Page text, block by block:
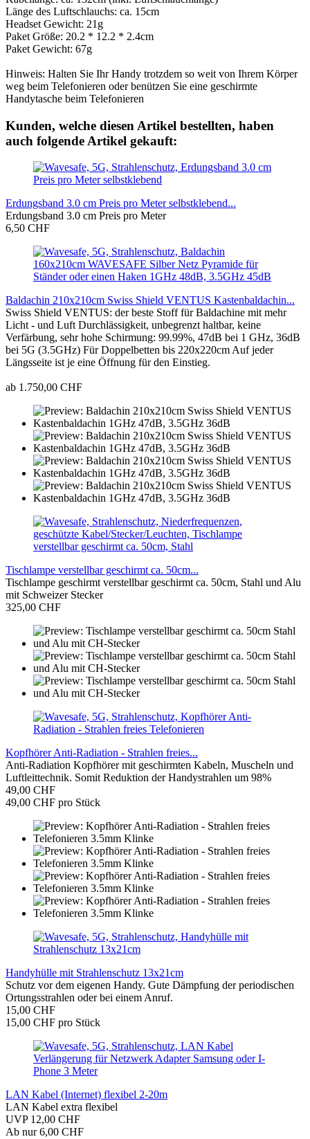
Länge des Luftschlauchs: ca. 15cm
Headset Gewicht: 21g
Paket Größe: 20.2 * 12.2 * 2.4cm
Paket Gewicht: 67g
Hinweis: Halten Sie Ihr Handy trotzdem so weit von Ihrem Körper
weg beim Telefonieren oder benützen Sie eine geschirmte
Handytasche beim Telefonieren
Kunden, welche diesen Artikel bestellten, haben
auch folgende Artikel gekauft:
Erdungsband 3.0 cm Preis pro Meter selbstklebend...
Erdungsband 3.0 cm Preis pro Meter
6,50 CHF
Baldachin 210x210cm Swiss Shield VENTUS Kastenbaldachin...
Swiss Shield VENTUS: der beste Stoff für Baldachine mit mehr
Licht - und Luft Durchlässigkeit, unbegrenzt haltbar, keine
Verfärbung, sehr hohe Schirmung: 99.99%, 47dB bei 1 GHz, 36dB
bei 5G (3.5GHz) Für Doppelbetten bis 220x220cm Auf jeder
Längsseite ist je eine Öffnung für den Einstieg.
ab 1.750,00 CHF
Tischlampe verstellbar geschirmt ca. 50cm...
Tischlampe geschirmt verstellbar geschirmt ca. 50cm, Stahl und Alu
mit Schweizer Stecker
325,00 CHF
Kopfhörer Anti-Radiation - Strahlen freies...
Anti-Radiation Kopfhörer mit geschirmten Kabeln, Muscheln und
Luftleittechnik. Somit Reduktion der Handystrahlen um 98%
49,00 CHF
49,00 CHF pro Stück
Handyhülle mit Strahlenschutz 13x21cm
Schutz vor dem eigenen Handy. Gute Dämpfung der periodischen
Ortungsstrahlen oder bei einem Anruf.
15,00 CHF
15,00 CHF pro Stück
LAN Kabel (Internet) flexibel 2-20m
LAN Kabel extra flexibel
UVP 12,00 CHF
Ab nur 6,00 CHF